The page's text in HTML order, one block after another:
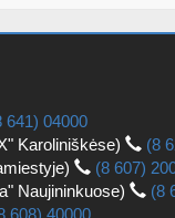
641) 04000
Karoliniškėse)
(8
(8 607)
Naujininkuose)
(8
608) 40000